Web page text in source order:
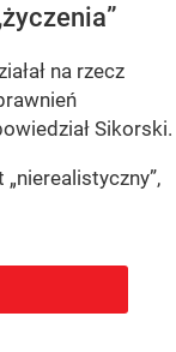
na rzecz
Sikorski.